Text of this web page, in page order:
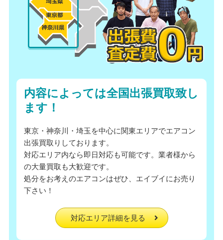
内容によっては全国出張買取致し
ます！
東京・神奈川・埼玉を中心に関東エリアでエアコン
出張買取りしております。
対応エリア内なら即日対応も可能です。業者様から
の大量買取も大歓迎です。
処分をお考えのエアコンはぜひ、エイブイにお売り
下さい！
対応エリア詳細を見る